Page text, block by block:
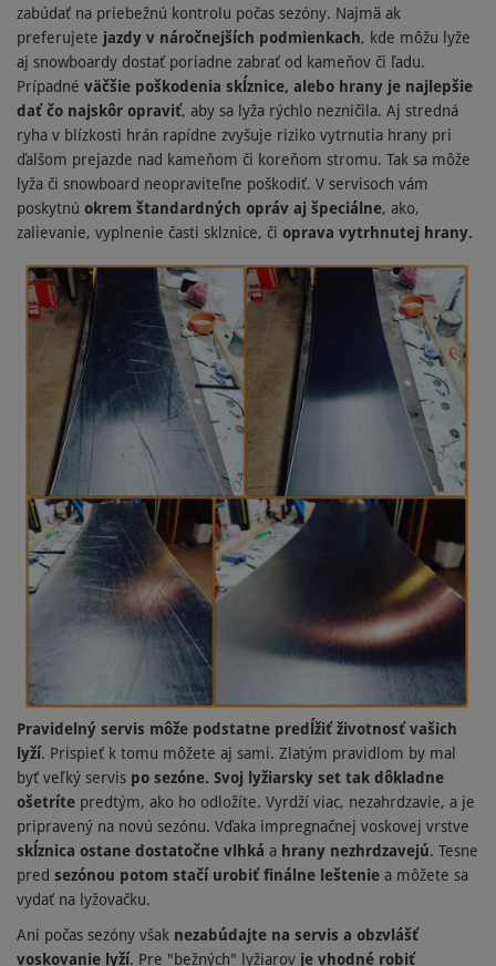
zabúdať na priebežnú kontrolu počas sezóny. Najmä ak
preferujete jazdy v náročnejších podmienkach, kde môžu lyže
aj snowboardy dostať poriadne zabrať od kameňov či ľadu.
Prípadné väčšie poškodenia skĺznice, alebo hrany je najlepšie
dať čo najskôr opraviť, aby sa lyža rýchlo nezničila. Aj stredná
ryha v blízkosti hrán rapídne zvyšuje riziko vytrnutia hrany pri
ďalšom prejazde nad kameňom či koreňom stromu. Tak sa môže
lyža či snowboard neopraviteľne poškodiť. V servisoch vám
poskytnú okrem štandardných opráv aj špeciálne, ako,
zalievanie, vyplnenie časti sklznice, či oprava vytrhnutej hrany.
Pravidelný servis môže podstatne predĺžiť životnosť vašich
lyží. Prispieť k tomu môžete aj sami. Zlatým pravidlom by mal
byť veľký servis po sezóne. Svoj lyžiarsky set tak dôkladne
ošetríte predtým, ako ho odložíte. Vyrdží viac, nezahrdzavie, a je
pripravený na novú sezónu. Vďaka impregnačnej voskovej vrstve
skĺznica ostane dostatočne vlhká a hrany nezhrdzavejú. Tesne
pred sezónou potom stačí urobiť finálne leštenie a môžete sa
vydať na lyžovačku.
Ani počas sezóny však nezabúdajte na servis a obzvlášť
voskovanie lyží. Pre "bežných" lyžiarov je vhodné robiť